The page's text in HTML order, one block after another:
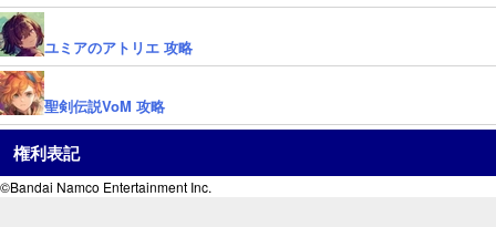
ユミアのアトリエ 攻略
聖剣伝説VoM 攻略
権利表記
©Bandai Namco Entertainment Inc.